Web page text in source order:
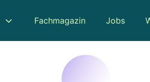
Fachmagazin Jobs